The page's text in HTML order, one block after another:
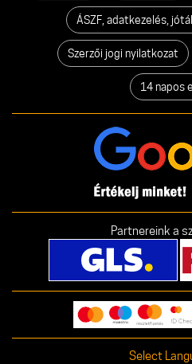
ÁSZF, adatkezelés,
Szerzői jogi nyilatkozat
14 napos
Partnereink a
Select